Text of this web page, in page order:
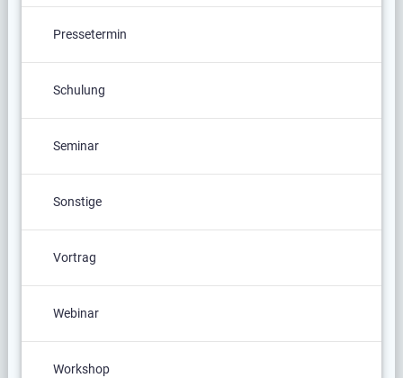
Pressetermin
Schulung
Seminar
Sonstige
Vortrag
Webinar
Workshop